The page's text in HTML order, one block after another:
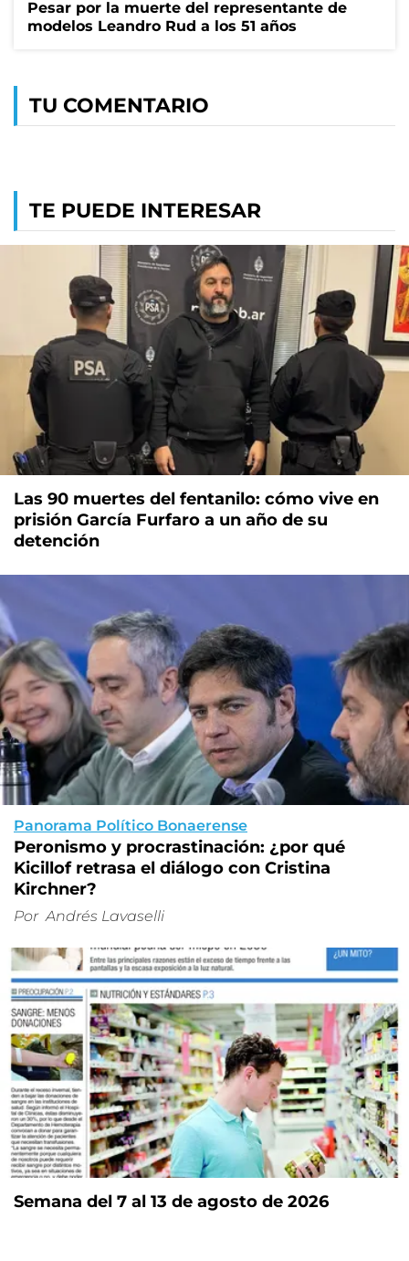
Pesar por la muerte del representante de
modelos Leandro Rud a los 51 años
TU COMENTARIO
TE PUEDE INTERESAR
Las 90 muertes del fentanilo: cómo vive en
prisión García Furfaro a un año de su
detención
Panorama Político Bonaerense
Peronismo y procrastinación: ¿por qué
Kicillof retrasa el diálogo con Cristina
Kirchner?
Por Andrés Lavaselli
Semana del 7 al 13 de agosto de 2026